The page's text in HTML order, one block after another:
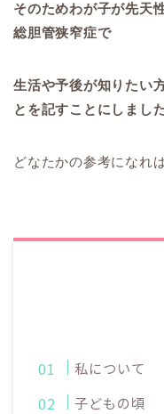
そのためわが子が先天
総胆管狭窄症で
生活や予後が知りたい
とを記すことにしまし
どなたかの参考になれ
私について
子どもの頃